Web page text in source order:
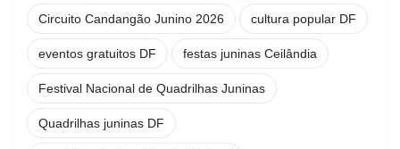
Circuito Candangão Junino 2026 cultura popular DF
eventos gratuitos DF festas juninas Ceilândia
Festival Nacional de Quadrilhas Juninas
Quadrilhas juninas DF